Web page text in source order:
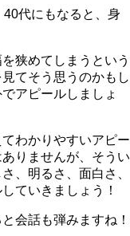
40代にもなると、身
狭めてしまうという
てそう思うのかもし
アピールしましょ
わかりやすいアピー
りませんが、そうい
、明るさ、面白さ、
ていきましょう！
会話も弾みますね！